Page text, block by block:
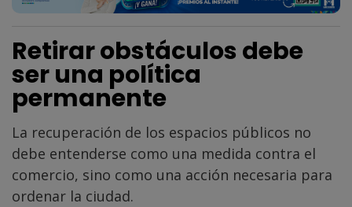
Retirar obstáculos debe
ser una política
permanente
La recuperación de los espacios públicos no
debe entenderse como una medida contra el
comercio, sino como una acción necesaria para
ordenar la ciudad.